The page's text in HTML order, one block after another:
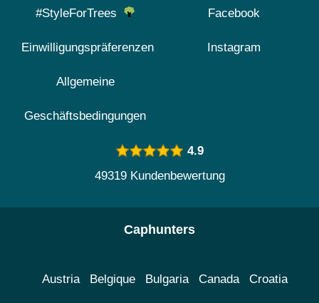
#StyleForTrees
Einwilligungspräferenzen
Allgemeine
Geschäftsbedingungen
Facebook
Instagram
4.9
49319 Kundenbewertung
Caphunters
Austria Belgique Bulgaria Canada Croatia